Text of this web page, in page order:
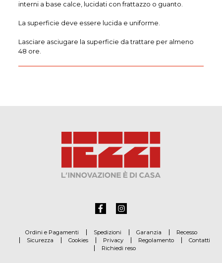
interni a base calce, lucidati con frattazzo o guanto.
La superficie deve essere lucida e uniforme.
Lasciare asciugare la superficie da trattare per almeno
48 ore.
Ordini e Pagamenti Spedizioni Garanzia
Recesso
Sicurezza
Cookies Privacy Regolamento
Contatti
Richiedi reso